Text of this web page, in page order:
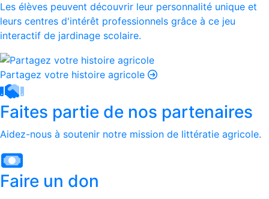
Les élèves peuvent découvrir leur personnalité unique et
leurs centres d'intérêt professionnels grâce à ce jeu
interactif de jardinage scolaire.
Partagez votre histoire agricole
Faites partie de nos partenaires
Aidez-nous à soutenir notre mission de littératie agricole.
Faire un don